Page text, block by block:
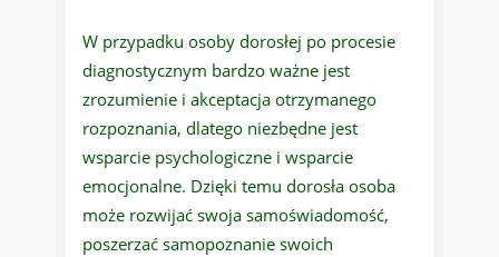
W przypadku osoby dorosłej po procesie
diagnostycznym bardzo ważne jest
zrozumienie i akceptacja otrzymanego
rozpoznania, dlatego niezbędne jest
wsparcie psychologiczne i wsparcie
emocjonalne. Dzięki temu dorosła osoba
może rozwijać swoja samoświadomość,
poszerzać samopoznanie swoich